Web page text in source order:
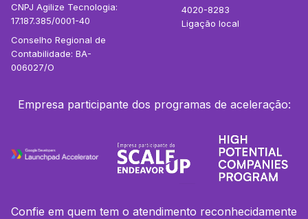
CNPJ Agilize Tecnologia:
17.187.385/0001-40
Conselho Regional de
Contabilidade: BA-
006027/O
4020-8283
Ligação local
Empresa participante dos programas de aceleração:
Confie em quem tem o atendimento reconhecidamente